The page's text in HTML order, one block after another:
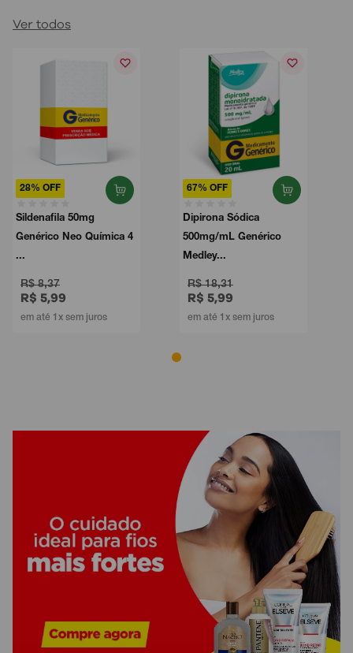
Ver todos
28% OFF
Sildenafila 50mg
Genérico Neo Química 4
...
R$ 8,37
R$ 5,99
em até 1x sem juros
67% OFF
Dipirona Sódica
500mg/mL Genérico
Medley...
R$ 18,31
R$ 5,99
em até 1x sem juros